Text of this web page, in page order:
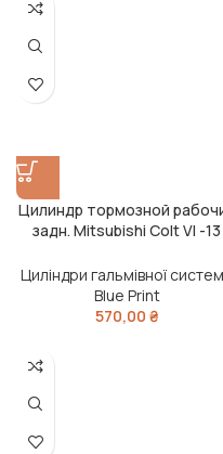
Цилиндр тормозной
задн. Mitsubishi Colt VI -13
Циліндри гальмівної
Blue Print
570,00 ₴